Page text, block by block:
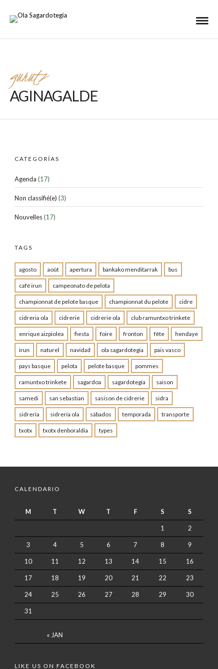
gurutz
AGINAGALDE
CATEGORÍAS
Agenda (17)
Non classifié(e) (3)
Nouvelles(17)
TAGS
agosto août apertura bankako menditarrak bus
café irun campeonato de pelota
championnat de pelote basque championnat du pelote cidre
cidreria ola cidrerie cidrerie ola club ramuntxo trinkete
enrique aizpiolea fiesta foire fronton fête hendaye
irun naturel navidad ola sagardotegia pais vasco
pays basque pelota pelote basque pommes
ramuntxo trinkete sagardoa sagardotegia saison
samedi san sebastian sasison de cidrerie sidra
sidrería sidrería ola sábados temporada transporte
txotx txotx denboraldia types
CALENDARIO
M T W T F S S
« JAN
1 2
3 4 5 6 7 8 9
10 11 12 13 14 15 16
17 18 19 20 21 22 23
24 25 26 27 28 29 30
31
LIKE US ON FACEBOOK